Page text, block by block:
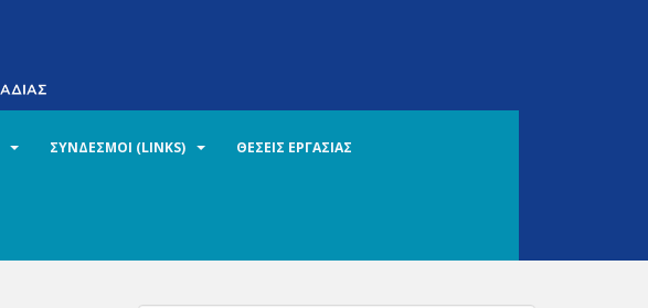
ΣΥΝΔΕΣΜΟΙ (LINKS) ΘΕΣΕΙΣ ΕΡΓΑΣΙΑΣ